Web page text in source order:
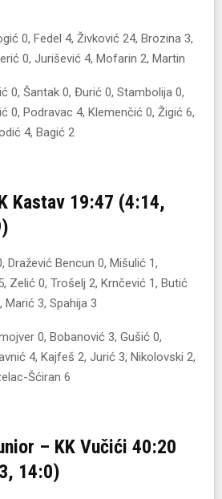
0, Fedel 4, Živković 24, Brozina 3,
0, Jurišević 4, Mofarin 2, Martin
0, Šantak 0, Đurić 0, Stambolija 0,
0, Podravac 4, Klemenčić 0, Žigić 6,
4, Bagić 2
Kastav 19:47 (4:14,
Dražević Bencun 0, Mišulić 1,
Zelić 0, Trošelj 2, Krnčević 1, Butić
Marić 3, Spahija 3
0, Bobanović 3, Gušić 0,
4, Kajfeš 2, Jurić 3, Nikolovski 2,
Šćiran 6
– KK Vučići 40:20
14:0)